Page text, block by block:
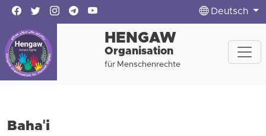
Deutsch
HENGAW
Organisation
für Menschenrechte
Baha'i